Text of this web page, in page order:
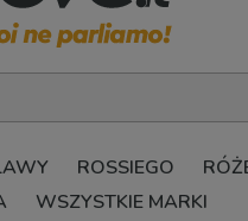
ROSSIEGO
WSZYSTKIE MARKI